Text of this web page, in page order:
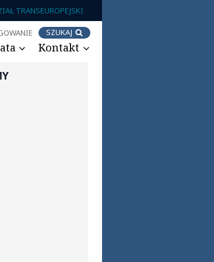
TRANSEUROPEJSKI
SZUKAJ
Kontakt